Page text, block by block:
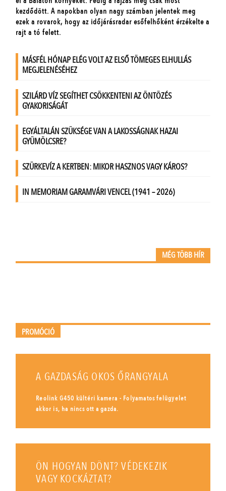
MÉG TÖBB HÍR
PROMÓCIÓ
A GAZDASÁG OKOS ŐRANGYALA
Reolink G450 kültéri kamera - Folyamatos felügyelet
akkor is, ha nincs ott a gazda.
ÖN HOGYAN DÖNT? VÉDEKEZIK
VAGY KOCKÁZTAT?